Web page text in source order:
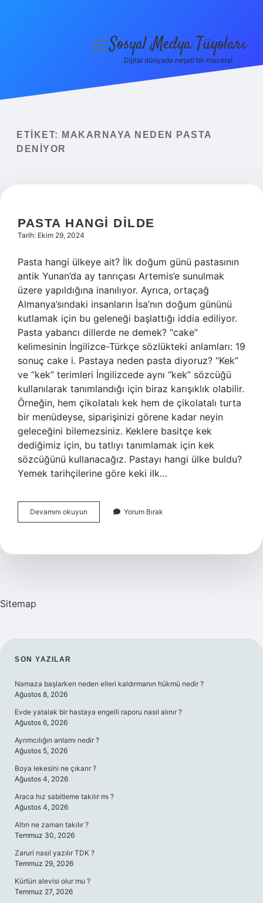
Yasal Uyarı
menüyüSosyal Medya Tüyoları
Dijital dünyada neşeli bir macera!
ETIKET:
MAKARNAYA NEDEN PASTA
DENIYOR
PASTA HANGI DILDE
Tarih: Ekim 29, 2024
Pasta hangi ülkeye ait? İlk doğum günü pastasının
antik Yunan’da ay tanrıçası Artemis’e sunulmak
üzere yapıldığına inanılıyor. Ayrıca, ortaçağ
Almanya’sındaki insanların İsa’nın doğum gününü
kutlamak için bu geleneği başlattığı iddia ediliyor.
Pasta yabancı dillerde ne demek? “cake”
kelimesinin İngilizce-Türkçe sözlükteki anlamları: 19
sonuç cake i. Pastaya neden pasta diyoruz? “Kek”
ve “kek” terimleri İngilizcede aynı “kek” sözcüğü
kullanılarak tanımlandığı için biraz karışıklık olabilir.
Örneğin, hem çikolatalı kek hem de çikolatalı turta
bir menüdeyse, siparişinizi görene kadar neyin
geleceğini bilemezsiniz. Keklere basitçe kek
dediğimiz için, bu tatlıyı tanımlamak için kek
sözcüğünü kullanacağız. Pastayı hangi ülke buldu?
Yemek tarihçilerine göre keki ilk…
Devamını okuyun
Hangi
Yorum Bırak
Sitemap
SIDEBAR
SON YAZILAR
Namaza başlarken neden elleri kaldırmanın hükmü nedir ?
Ağustos 8, 2026
Evde yatalak bir hastaya engelli raporu nasıl alınır ?
Ağustos 6, 2026
Ayrımcılığın anlamı nedir ?
Ağustos 5, 2026
Boya lekesini ne çıkarır ?
Ağustos 4, 2026
Araca hız sabitleme takılır mı ?
Ağustos 4, 2026
Altın ne zaman takılır ?
Temmuz 30, 2026
Zaruri nasıl yazılır TDK ?
Temmuz 29, 2026
Kürtün alevisi olur mu ?
Temmuz 27, 2026